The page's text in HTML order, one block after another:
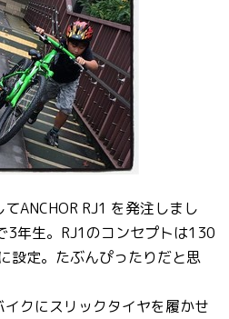
ANCHOR RJ1 を発注しまし
3年生。RJ1のコンセプトは130
設定。たぶんぴったりだと思
クにスリックタイヤを履かせ